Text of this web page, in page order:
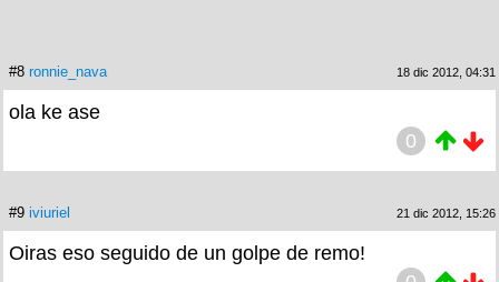
#8 ronnie_nava 18 dic 2012, 04:31
ola ke ase
0
#9 iviuriel 21 dic 2012, 15:26
Oiras eso seguido de un golpe de remo!